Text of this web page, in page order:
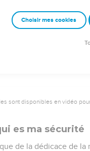
les biches, et
; et l'Eternel
à son peuple ;
sont disponibles en vidéo
es ma sécurité
de la dédicace de la
Choisir mes cookies